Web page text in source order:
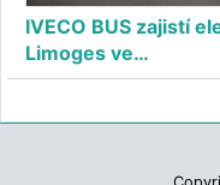
IVECO BUS zajistí
Limoges ve…